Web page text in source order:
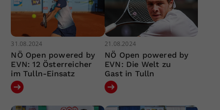
31.08.2024
NÖ Open powered by
EVN: 12 Österreicher
im Tulln-Einsatz
21.08.2024
NÖ Open powered by
EVN: Die Welt zu
Gast in Tulln